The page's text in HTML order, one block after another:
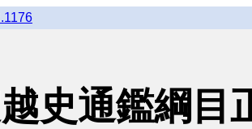
史通鑑綱目